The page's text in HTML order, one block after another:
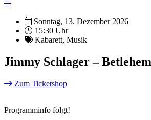
Sonntag, 13. Dezember 2026
15:30 Uhr
Kabarett, Musik
Jimmy Schlager – Betlehem
Zum Ticketshop
Programminfo folgt!